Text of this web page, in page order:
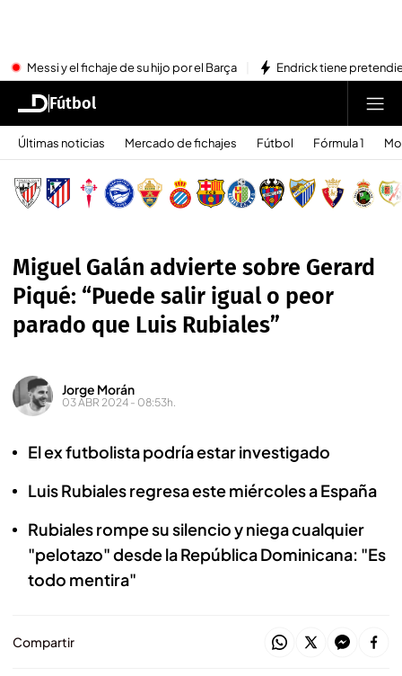
Messi y el fichaje de su hijo por el Barça Endrick tiene
Fútbol
Últimas noticias Mercado de fichajes Fútbol Fórmula 1
Miguel Galán advierte sobre Gerard
Piqué: “Puede salir igual o peor
parado que Luis Rubiales”
Jorge Morán
03 ABR 2024 - 08:53h.
El ex futbolista podría estar investigado
Luis Rubiales regresa este miércoles a España
Rubiales rompe su silencio y niega cualquier
"pelotazo" desde la República Dominicana: "Es
todo mentira"
Compartir